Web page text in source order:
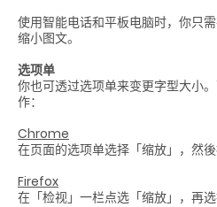
使用智能电话和平板电脑时，你只
缩小图文。
选项单
你也可透过选项单来变更字型大小
作：
Chrome
在页面的选项单选择「缩放」，然後
Firefox
在「检视」一栏点选「缩放」，再选